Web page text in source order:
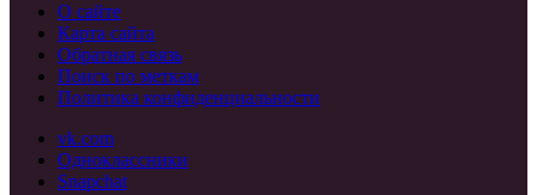
О сайте
Карта сайта
Обратная связь
Поиск по меткам
Политика конфиденциальности
vk.com
Одноклассники
Snapchat